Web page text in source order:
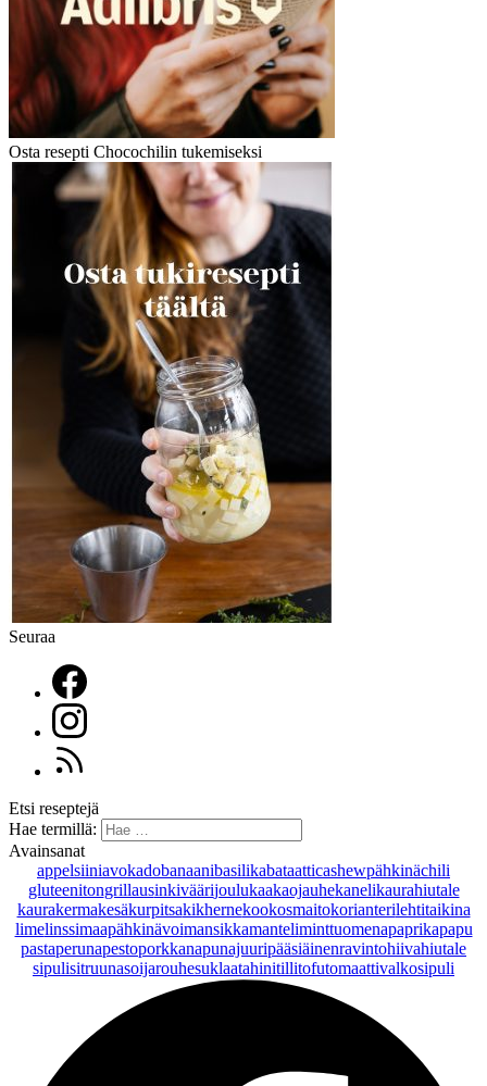
Osta resepti Chocochilin tukemiseksi
Seuraa
Etsi reseptejä
Hae termillä:
Avainsanat
appelsiiniavokadobanaanibasilikabataatticashewpähkinächili
gluteenitongrillausinkiväärijoulukaakaojauhekanelikaurahiutale
kaurakermakesäkurpitsakikhernekookosmaitokorianterilehtitaikina
limelinssimaapähkinävoimansikkamanteliminttuomenapaprikapapu
pastaperunapestoporkkanapunajuuripääsiäinenravintohiivahiutale
sipulisitruunasoijarouhesuklaatahinitillitofutomaattivalkosipuli